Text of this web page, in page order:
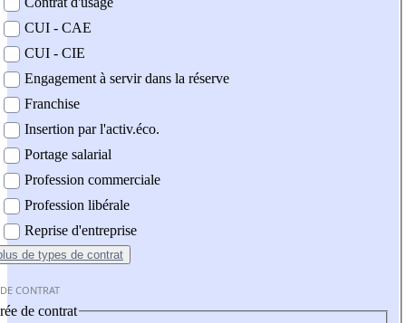
CUI - CAE
CUI - CIE
Engagement à servir dans la réserve
Franchise
Insertion par l'activ.éco.
Portage salarial
Profession commerciale
Profession libérale
Reprise d'entreprise
de types de contrat
CONTRAT
de contrat